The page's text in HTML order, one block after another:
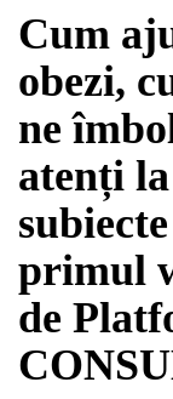
Cum
obezi,
ne
atenți la
primul
de